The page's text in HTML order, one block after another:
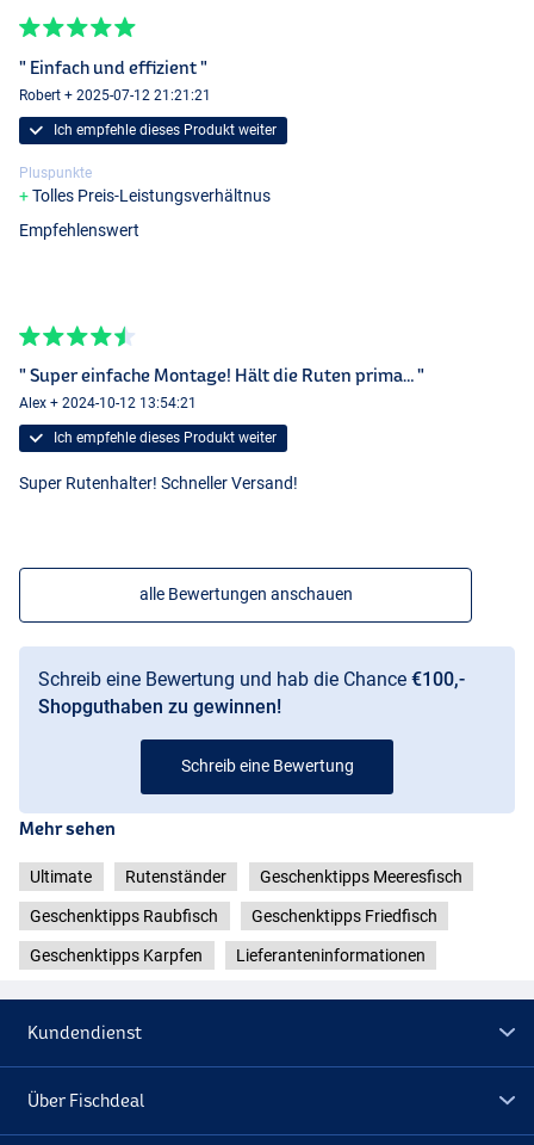
" Einfach und effizient "
Robert + 2025-07-12 21:21:21
Ich empfehle dieses Produkt weiter
Pluspunkte
Tolles Preis-Leistungsverhältnus
Empfehlenswert
" Super einfache Montage! Hält die Ruten prima… "
Alex + 2024-10-12 13:54:21
Ich empfehle dieses Produkt weiter
Super Rutenhalter! Schneller Versand!
alle Bewertungen anschauen
Schreib eine Bewertung und hab die Chance €100,-
Shopguthaben zu gewinnen!
Schreib eine Bewertung
Mehr sehen
Ultimate Rutenständer Geschenktipps Meeresfisch
Geschenktipps Raubfisch Geschenktipps Friedfisch
Geschenktipps Karpfen Lieferanteninformationen
Kundendienst
Über Fischdeal